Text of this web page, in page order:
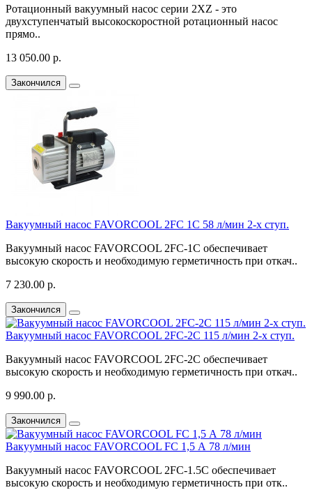
Ротационный вакуумный насос серии 2XZ - это
двухступенчатый высокоскоростной ротационный насос
прямо..
13 050.00 р.
Закончился
Вакуумный насос FAVORCOOL 2FC 1C 58 л/мин 2-х ступ.
Вакуумный насос FAVORCOOL 2FC-1C обеспечивает
высокую скорость и необходимую герметичность при откач..
7 230.00 р.
Закончился
Вакуумный насос FAVORCOOL 2FC-2C 115 л/мин 2-х ступ.
Вакуумный насос FAVORCOOL 2FC-2C обеспечивает
высокую скорость и необходимую герметичность при откач..
9 990.00 р.
Закончился
Вакуумный насос FAVORCOOL FC 1,5 А 78 л/мин
Вакуумный насос FAVORCOOL 2FC-1.5C обеспечивает
высокую скорость и необходимую герметичность при отк..